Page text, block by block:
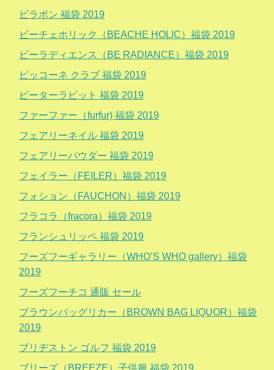
ビラボン 福袋 2019
ビーチェホリック（BEACHE HOLIC）福袋 2019
ビーラディエンス（BE RADIANCE）福袋 2019
ピッコーネ クラブ 福袋 2019
ピーターラビット 福袋 2019
ファーファー（furfur) 福袋 2019
フェアリーネイル 福袋 2019
フェアリーパウダー 福袋 2019
フェイラー（FEILER）福袋 2019
フォション（FAUCHON）福袋 2019
フラコラ（fracora）福袋 2019
フランシュリッペ 福袋 2019
フーズフーギャラリー（WHO’S WHO gallery）福袋
2019
フーズフーチコ 通販 セール
ブラウンバッグリカー（BROWN BAG LIQUOR）福袋
2019
ブリヂストン ゴルフ 福袋 2019
ブリーズ（BREEZE）子供服 福袋 2019